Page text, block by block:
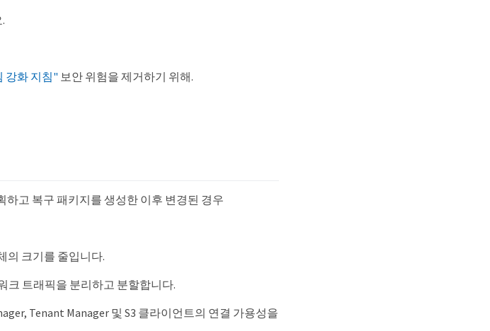
강화 지침" 보안 위험을 제거하기 위해.
하고 복구 패키지를 생성한 이후 변경된 경우
의 크기를 줄입니다.
크 트래픽을 분리하고 분할합니다.
Tenant Manager 및 S3 클라이언트의 연결 가용성을